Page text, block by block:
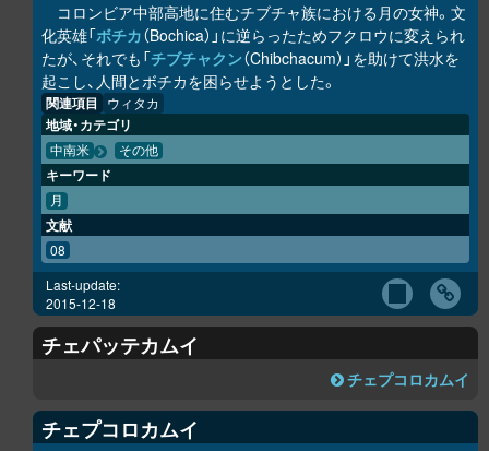
コロンビア中部高地に住むチブチャ族における月の女神。文
化英雄「ボチカ（Bochica）」に逆らったためフクロウに変えられ
たが、それでも「チブチャクン（Chibchacum）」を助けて洪水を
起こし、人間とボチカを困らせようとした。
関連項目 ウィタカ
地域・カテゴリ
中南米 その他
キーワード
月
文献
08
Last-update:
2015-12-18
チェパッテカムイ
チェプコ ロカムイ
チェプコロカムイ